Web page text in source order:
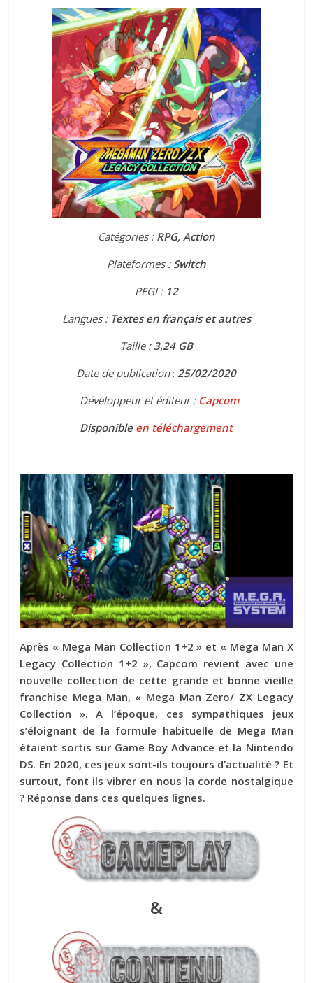
Catégories : RPG, Action
Plateformes : Switch
PEGI : 12
Langues : Textes en français et autres
Taille : 3,24 GB
Date de publication: 25/02/2020
Développeur et éditeur : Capcom
Disponible en téléchargement
Après « Mega Man Collection 1+2 » et « Mega Man X
Legacy Collection 1+2 », Capcom revient avec une
nouvelle collection de cette grande et bonne vieille
franchise Mega Man, « Mega Man Zero/ ZX Legacy
Collection ». A l’époque, ces sympathiques jeux
s’éloignant de la formule habituelle de Mega Man
étaient sortis sur Game Boy Advance et la Nintendo
DS. En 2020, ces jeux sont-ils toujours d’actualité ? Et
surtout, font ils vibrer en nous la corde nostalgique
? Réponse dans ces quelques lignes.
&